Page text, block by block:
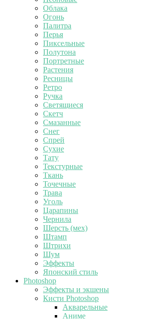
Облака
Огонь
Палитра
Перья
Пиксельные
Полутона
Портретные
Растения
Ресницы
Ретро
Ручка
Светящиеся
Скетч
Смазанные
Снег
Спрей
Сухие
Тату
Текстурные
Ткань
Точечные
Трава
Уголь
Царапины
Чернила
Шерсть (мех)
Штамп
Штрихи
Шум
Эффекты
Японский стиль
Photoshop
Эффекты и экшены
Кисти Photoshop
Акварельные
Аниме